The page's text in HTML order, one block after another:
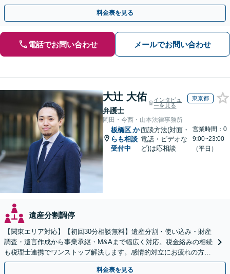
分割協議の経験多数【完全個室】
料金表を見る
電話でお問い合わせ メールでお問い合わせ
大辻 大佑
弁護士
インタビュ
ーを見る
東京都
岡田・今西・山本法律事務所
板橋区 か
らも相談
受付中
面談方法(対面・
電話・ビデオな
ど)は応相談
営業時間：0
9:00~23:00
（平日）
遺産分割調停
【関東エリア対応】【初回30分相談無料】遺産分割・使い込み・財産
調査・遺言作成から事業承継・M&Aまで幅広く対応。税金絡みの相続
も税理士連携でワンストップ解決します。感情的対立にお疲れの方や
紛争予防をご検討の方も、お気軽にご相談ください。
料金表を見る